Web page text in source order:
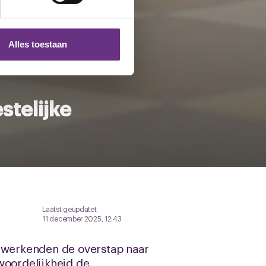
partners voor social
die u aan ze heeft
Alles toestaan
Laatst geüpdatet
11 december 2025, 12:43
de overstap naar
de